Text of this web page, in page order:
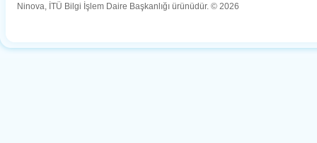
Ninova, İTÜ Bilgi İşlem Daire Başkanlığı ürünüdür. © 2026